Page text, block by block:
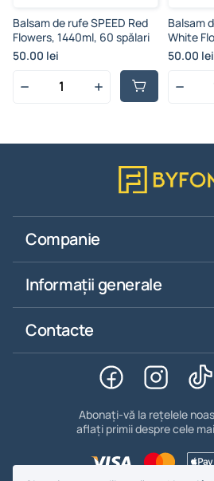
Balsam de rufe SPEED Red
Flowers, 1440ml, 60 spălari
50.00 lei
Balsam
White
spălari
50.00 lei
Companie
Informații generale
Contacte
Abonați-vă la rețelele
aflați primii despre cele